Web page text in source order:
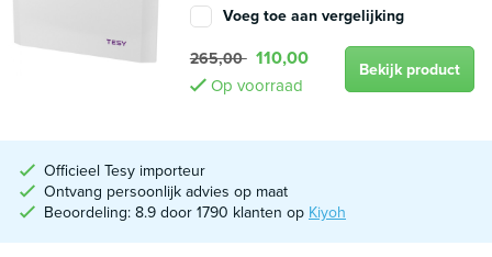
Voeg toe aan vergelijking
265,00 110,00
Op voorraad
Bekijk product
Officieel Tesy importeur
Ontvang persoonlijk advies op maat
Beoordeling: 8.9 door 1790 klanten op Kiyoh